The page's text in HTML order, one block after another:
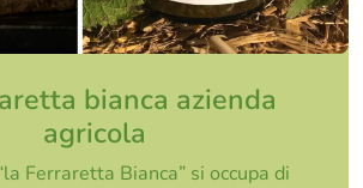
bianca azienda
agricola
Ferraretta Bianca” si occupa di